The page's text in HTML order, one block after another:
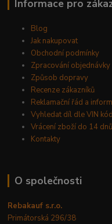
Informace pro
Blog
Jak nakupovat
Obchodní podmínky
Zpracování objednávky
Způsob dopravy
Recenze zákazníků
Reklamační řád a
Vyhledat díl dle VIN
Vrácení zboží do 14 dnů
Kontakty
O společnosti
Rebakauf s.r.o.
Primátorská 296/38